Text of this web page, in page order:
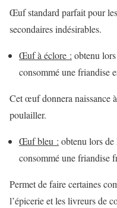
Œuf standard parfait pour
secondaires indésirables.
Œuf à éclore : obtenu
consommé une friandise
Cet œuf donnera naissance
poulailler.
Œuf bleu : obtenu lors de
consommé une friandise
Permet de faire certaines
l’épicerie et les livreurs de